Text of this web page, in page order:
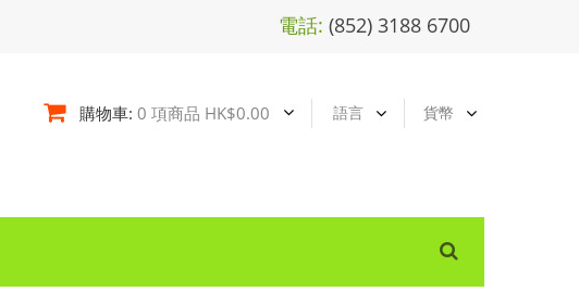
電話: (852) 3188 6700
貨幣
語言
購物車: 0 項商品 HK$0.00